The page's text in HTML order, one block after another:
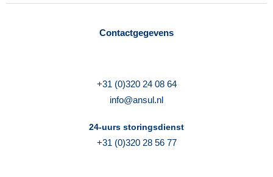
Contactgegevens
+31 (0)320 24 08 64
info@ansul.nl
24-uurs storingsdienst
+31 (0)320 28 56 77